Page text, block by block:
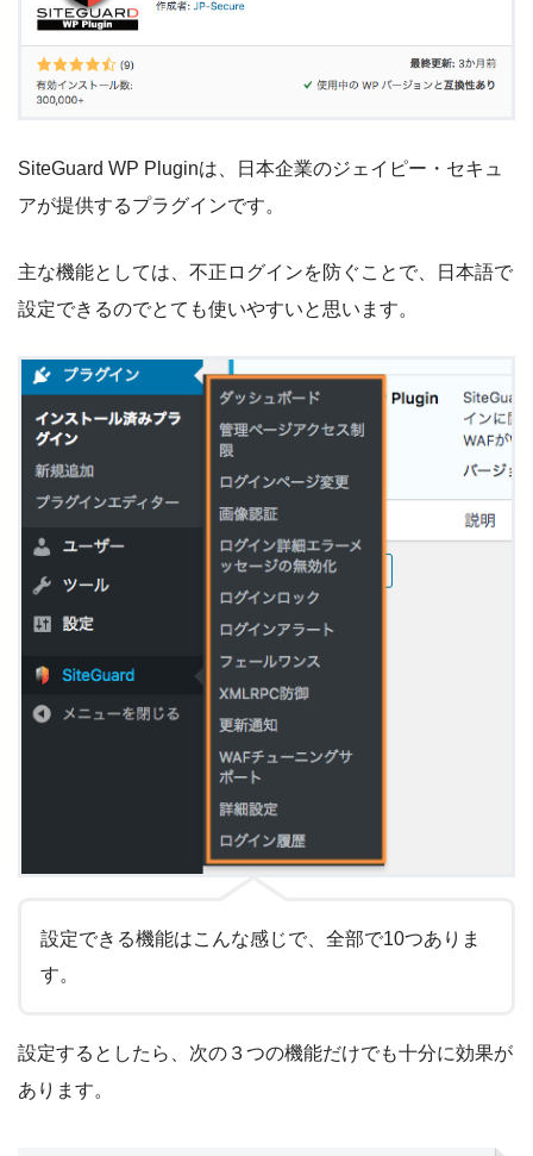
SiteGuard WP Pluginは、日本企業のジェイピー・セキュ
アが提供するプラグインです。
主な機能としては、不正ログインを防ぐことで、日本語で
設定できるのでとても使いやすいと思います。
設定できる機能はこんな感じで、全部で10つありま
す。
設定するとしたら、次の３つの機能だけでも十分に効果が
あります。